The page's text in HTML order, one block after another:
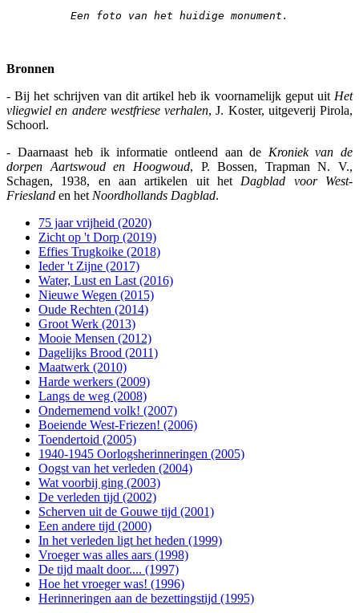
Een foto van het huidige monument.
Bronnen
- Bij het schrijven van dit artikel heb ik voornamelijk geput uit Het
vliegwiel en andere westfriese verhalen, J. Koster, uitgeverij Pirola,
Schoorl.
- Daarnaast heb ik informatie ontleend aan de Kroniek van de
dorpen Aartswoud en Hoogwoud, P. Bossen, Trapman N. V.,
Schagen, 1938, en aan artikelen uit het Dagblad voor West-
Friesland en het Noordhollands Dagblad.
75 jaar vrijheid (2020)
Zicht op 't Dorp (2019)
Effies Trugkoike (2018)
Ieder 't Zijne (2017)
Water, Lust en Last (2016)
Nieuwe Wegen (2015)
Oude Rechten (2014)
Groot Werk (2013)
Mooie Mensen (2012)
Dagelijks Brood (2011)
Maatwerk (2010)
Harde werkers (2009)
Langs de weg (2008)
Ondernemend volk! (2007)
Boeiende West-Friezen! (2006)
Toendertoid (2005)
1940-1945 Oorlogsherinneringen (2005)
Oogst van het verleden (2004)
Wat voorbij ging (2003)
De verleden tijd (2002)
Scherven uit de Gouwe tijd (2001)
Een andere tijd (2000)
In het verleden ligt het heden (1999)
Vroeger was alles aars (1998)
De tijd maalt door.... (1997)
Hoe het vroeger was! (1996)
Herinneringen aan de bezettingstijd (1995)